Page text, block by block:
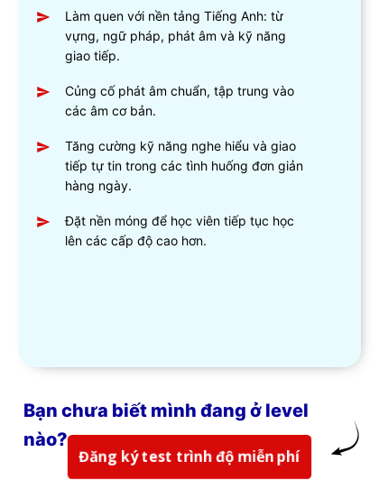
Làm quen với nền tảng Tiếng Anh: từ
vựng, ngữ pháp, phát âm và kỹ năng
giao tiếp.
Củng cố phát âm chuẩn, tập trung vào
các âm cơ bản.
Tăng cường kỹ năng nghe hiểu và giao
tiếp tự tin trong các tình huống đơn giản
hàng ngày.
Đặt nền móng để học viên tiếp tục học
lên các cấp độ cao hơn.
Bạn chưa biết mình đang ở level
nào?
Đăng ký test trình độ miễn phí